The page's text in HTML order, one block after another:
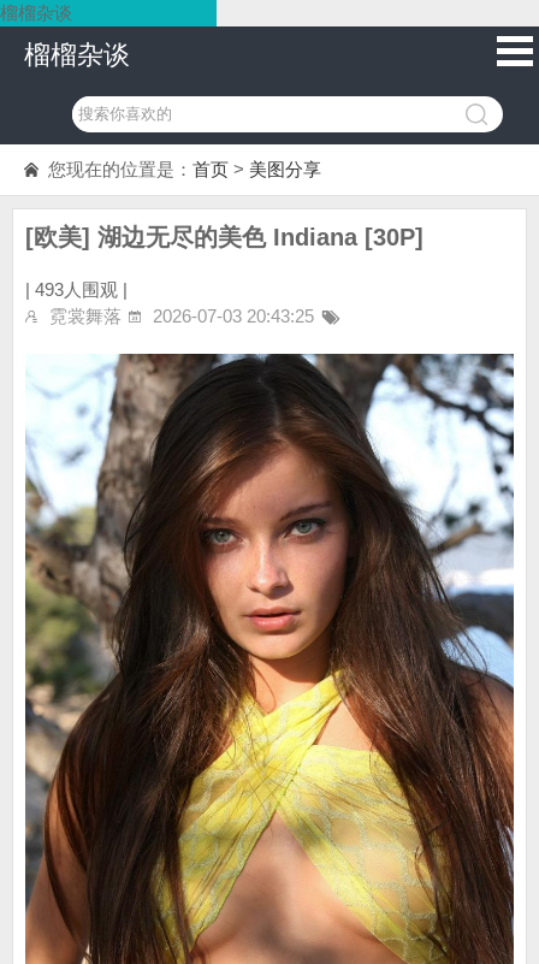
榴榴杂谈
榴榴杂谈
您现在的位置是： 首页 > 美图分享
[欧美] 湖边无尽的美色 Indiana [30P]
| 493人围观 |
霓裳舞落
2026-07-03 20:43:25